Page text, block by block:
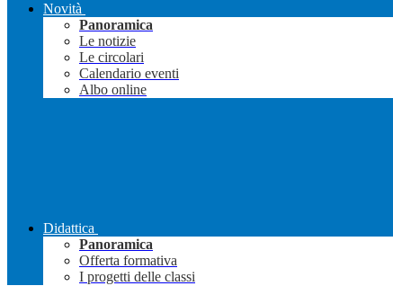
Novità
Panoramica
Le notizie
Le circolari
Calendario eventi
Albo online
Didattica
Panoramica
Offerta formativa
I progetti delle classi